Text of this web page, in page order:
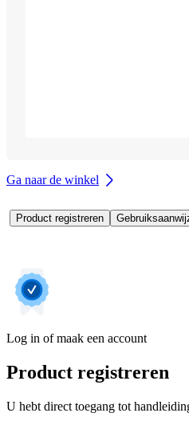
Ga naar de winkel
Product registreren
Log in of maak een account
Product registreren
U hebt direct toegang tot